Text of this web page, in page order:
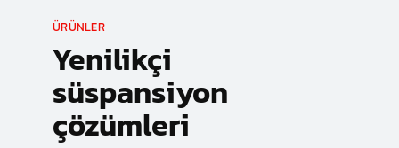
ÜRÜNLER
Yenilikçi
süspansiyon
çözümleri